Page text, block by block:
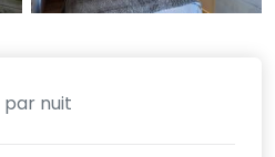
par nuit